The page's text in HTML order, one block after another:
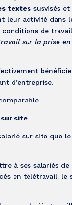
textessusvisés et
leur activité dans
conditions de
sur la prise
d’entreprise.
sur site
sur site que
à ses salariés de
en télétravail, le